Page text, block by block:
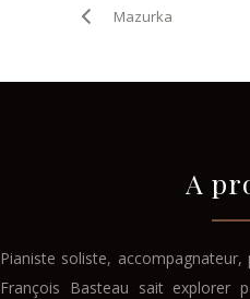
Mazurka
A
Pianiste soliste,
François Basteau sait explorer